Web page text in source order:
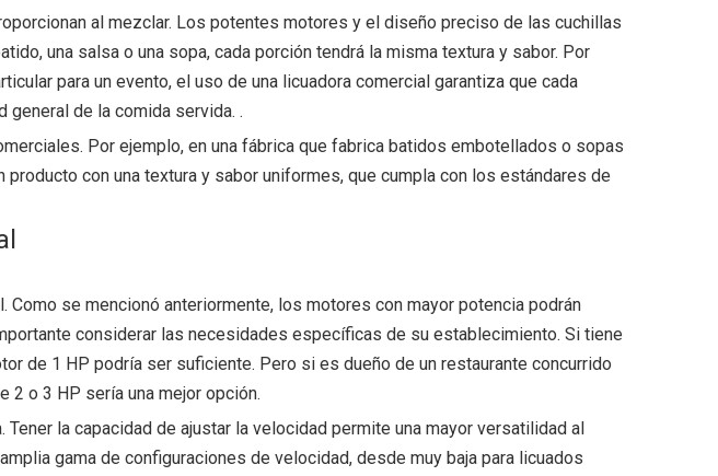
al mezclar. Los potentes motores y el diseño preciso de las cuchillas
una salsa o una sopa, cada porción tendrá la misma textura y sabor. Por
para un evento, el uso de una licuadora comercial garantiza que cada
general de la comida servida. .
Por ejemplo, en una fábrica que fabrica batidos embotellados o sopas
con una textura y sabor uniformes, que cumpla con los estándares de
se mencionó anteriormente, los motores con mayor potencia podrán
considerar las necesidades específicas de su establecimiento. Si tiene
de 1 HP podría ser suficiente. Pero si es dueño de un restaurante concurrido
2 o 3 HP sería una mejor opción.
la capacidad de ajustar la velocidad permite una mayor versatilidad al
gama de configuraciones de velocidad, desde muy baja para licuados